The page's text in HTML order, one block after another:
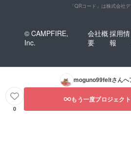
「QRコード」は株式会社
© CAMPFIRE,
Inc.
会社概
要
採用情
報
moguno99feltさん
0
もう一度プロジェク